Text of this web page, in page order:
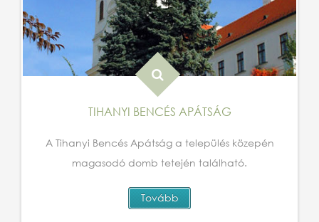
TIHANYI BENCÉS APÁTSÁG
A Tihanyi Bencés Apátság a település közepén
magasodó domb tetején található.
Tovább